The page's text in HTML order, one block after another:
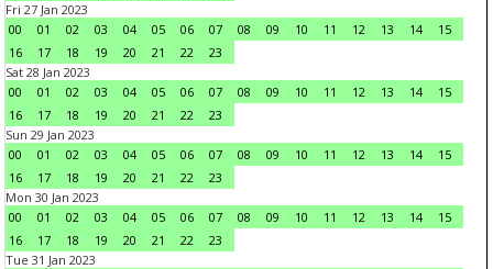
Fri 27 Jan 2023
00
01 02 03 04 05 06 07 08 09 10 11 12 13 14
15
16
17 18 19 20 21 22
23
Sat 28 Jan 2023
00
01 02 03 04 05 06 07 08 09 10 11 12 13 14
15
16
17 18 19 20 21 22
23
Sun 29 Jan 2023
00
01 02 03 04 05 06 07 08 09 10 11 12 13 14
15
16
17 18 19 20 21 22
23
Mon 30 Jan 2023
00
01 02 03 04 05 06 07 08 09 10 11 12 13 14
15
16
17 18 19 20 21 22
23
Tue 31 Jan 2023